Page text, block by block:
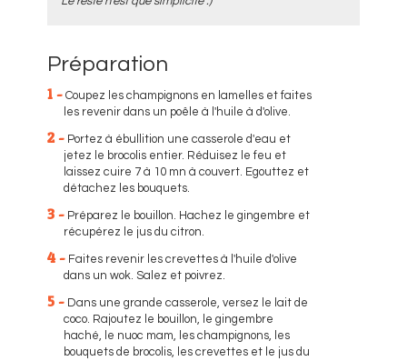
Préparation
1 - Coupez les champignons en lamelles et faites
les revenir dans un poêle à l'huile à d'olive.
2 - Portez à ébullition une casserole d'eau et
jetez le brocolis entier. Réduisez le feu et
laissez cuire 7 à 10 mn à couvert. Egouttez et
détachez les bouquets.
3 - Préparez le bouillon. Hachez le gingembre et
récupérez le jus du citron.
4 - Faites revenir les crevettes à l'huile d'olive
dans un wok. Salez et poivrez.
5 - Dans une grande casserole, versez le lait de
coco. Rajoutez le bouillon, le gingembre
haché, le nuoc mam, les champignons, les
bouquets de brocolis, les crevettes et le jus du